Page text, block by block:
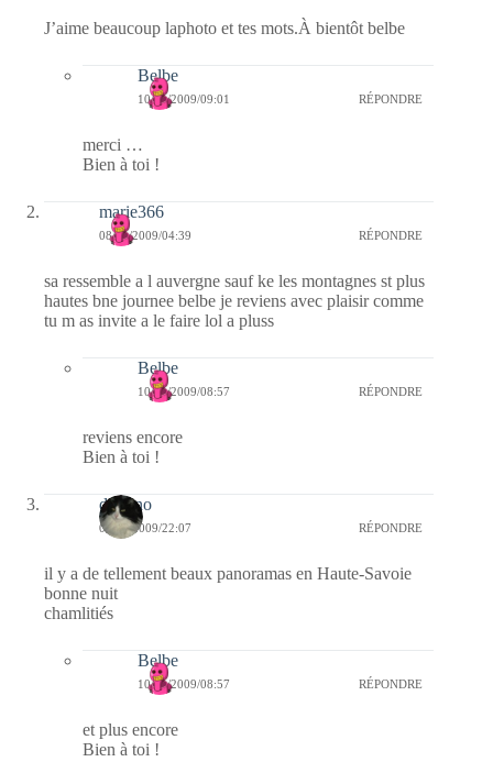
J’aime beaucoup laphoto et tes mots.À bientôt belbe
Belbe
10/11/2009/09:01 RÉPONDRE
merci …
Bien à toi !
marie366
08/11/2009/04:39 RÉPONDRE
sa ressemble a l auvergne sauf ke les montagnes st plus
hautes bne journee belbe je reviens avec plaisir comme
tu m as invite a le faire lol a pluss
Belbe
10/11/2009/08:57 RÉPONDRE
reviens encore
Bien à toi !
domino
07/11/2009/22:07 RÉPONDRE
il y a de tellement beaux panoramas en Haute-Savoie
bonne nuit
chamlitiés
Belbe
10/11/2009/08:57 RÉPONDRE
et plus encore
Bien à toi !